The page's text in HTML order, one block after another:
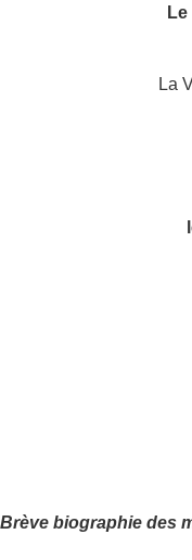
La
Brève biographie des